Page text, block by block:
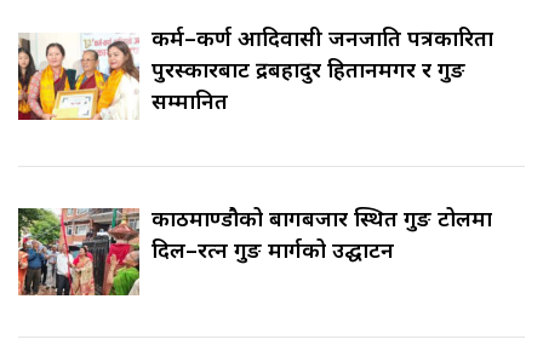
कर्म–कर्ण आदिवासी जनजाति पत्रकारिता
पुरस्कारबाट रुद्रबहादुर हितानमगर र गुरुङ
सम्मानित
काठमाण्डौको बागबजार स्थित गुरुङ टोलमा
दिल–रत्न गुरुङ मार्गको उद्घाटन